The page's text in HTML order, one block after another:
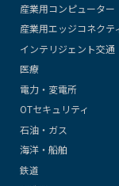
産業用コンピューター
産業用エッジコネクテ
インテリジェント交通
医療
電力・変電所
OTセキュリティ
石油・ガス
海洋・船舶
鉄道